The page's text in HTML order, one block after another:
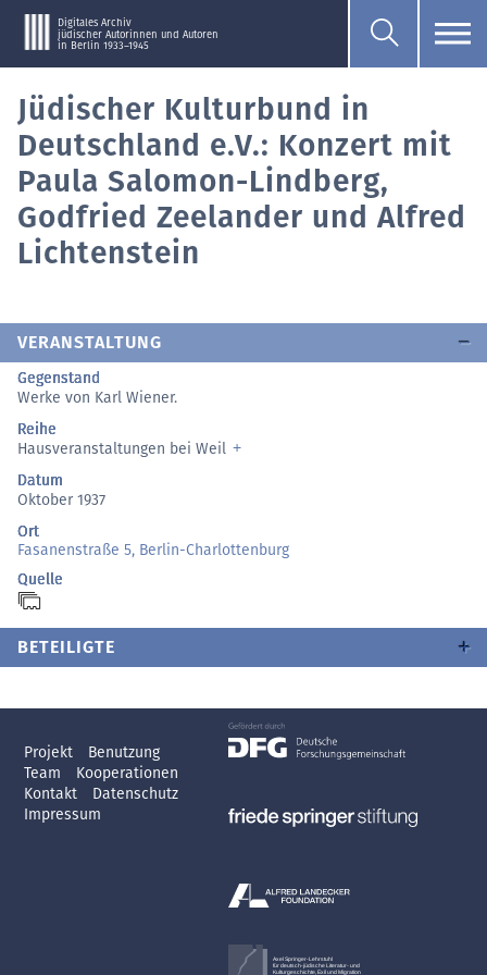
Digitales Archiv
jüdischer Autorinnen und Autoren
in Berlin 1933–1945
Jüdischer Kulturbund in
Deutschland e.V.: Konzert mit
Paula Salomon-Lindberg,
Godfried Zeelander und Alfred
Lichtenstein
VERANSTALTUNG
Gegenstand
Werke von Karl Wiener.
Reihe
Hausveranstaltungen bei Weil
Datum
Oktober 1937
Ort
Fasanenstraße 5, Berlin-Charlottenburg
Quelle
BETEILIGTE
Projekt
Benutzung
Team
Kooperationen
Kontakt
Datenschutz
Impressum
Axel Springer-Lehrstuhl
für deutsch-jüdische Literatur- und
Kulturgeschichte, Exil und Migration